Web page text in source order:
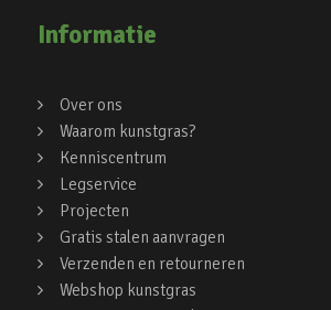
Informatie
Over ons
Waarom kunstgras?
Kenniscentrum
Legservice
Projecten
Gratis stalen aanvragen
Verzenden en retourneren
Webshop kunstgras